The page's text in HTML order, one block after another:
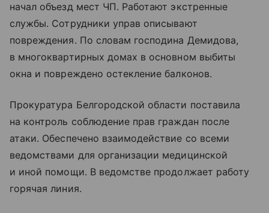
начал объезд мест ЧП. Работают экстренные
службы. Сотрудники управ описывают
повреждения. По словам господина Демидова,
в многоквартирных домах в основном выбиты
окна и повреждено остекление балконов.
Прокуратура Белгородской области поставила
на контроль соблюдение прав граждан после
атаки. Обеспечено взаимодействие со всеми
ведомствами для организации медицинской
и иной помощи. В ведомстве продолжает работу
горячая линия.